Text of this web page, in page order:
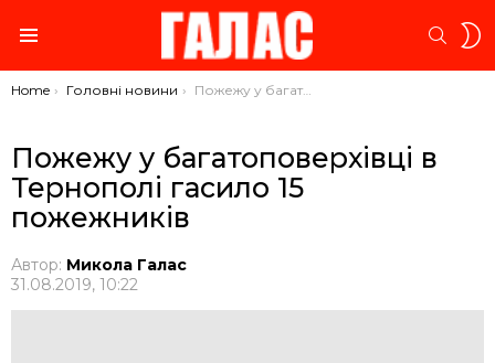
You are here:
Home Головні новини Пожежу у багатоповерхівці в Тернополі гасило 15 пожежників
Пожежу у багатоповерхівці в
Тернополі гасило 15
пожежників
Автор: Микола Галас
31.08.2019, 10:22